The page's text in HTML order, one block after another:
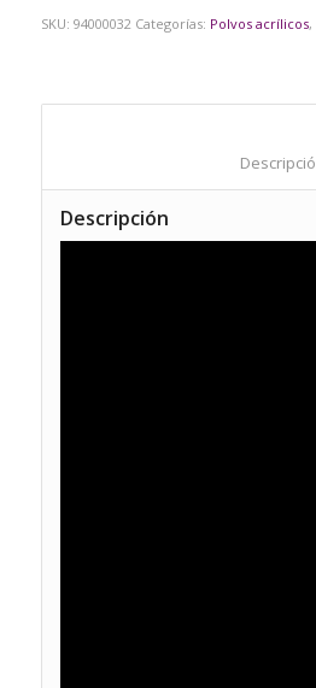
SKU: 94000032 Categorías: Polvos acrílicos,
Descripción